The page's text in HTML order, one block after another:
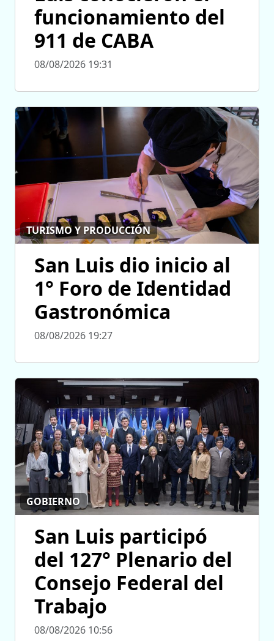
funcionamiento del
911 de CABA
08/08/2026 19:31
TURISMO Y PRODUCCIÓN
San Luis dio inicio al
1° Foro de Identidad
Gastronómica
08/08/2026 19:27
GOBIERNO
San Luis participó
del 127° Plenario del
Consejo Federal del
Trabajo
08/08/2026 10:56